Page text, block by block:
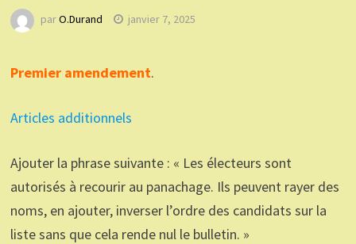
parO.Durand janvier 7, 2025
Premier amendement.
Articles additionnels
Ajouter la phrase suivante : « Les électeurs sont
autorisés à recourir au panachage. Ils peuvent rayer des
noms, en ajouter, inverser l’ordre des candidats sur la
liste sans que cela rende nul le bulletin. »